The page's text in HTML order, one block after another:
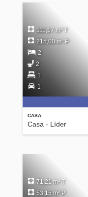
CASA
Casa - Líder
111,17 m² T
215,00 m² P
2
2
1
1
71,21 m² T
53,15 m² P